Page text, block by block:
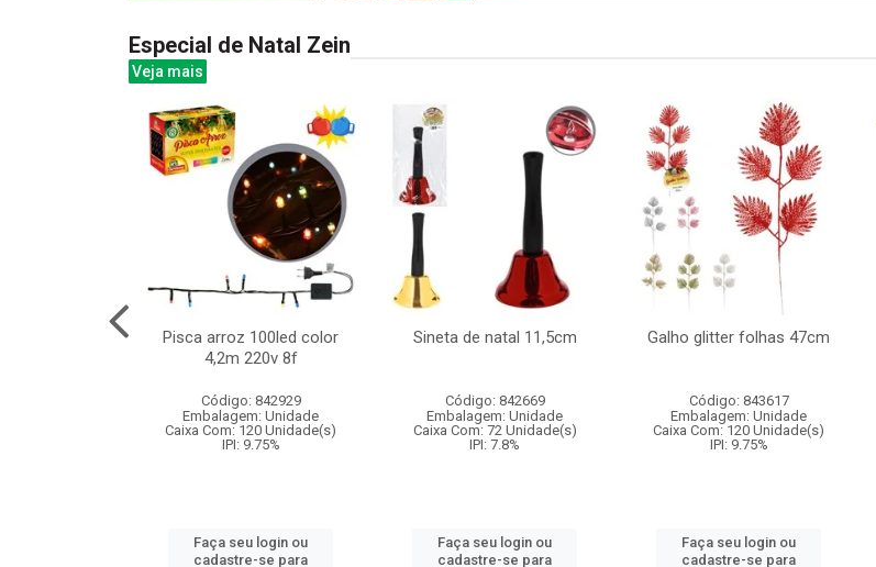
Especial de Natal Zein
Veja mais
Pisca arroz 100led color
4,2m 220v 8f
Código: 842929
Embalagem: Unidade
Caixa Com: 120 Unidade(s)
IPI: 9.75%
Faça seu login ou
cadastre-se para
Sineta de natal 11,5cm
Código: 842669
Embalagem: Unidade
Caixa Com: 72 Unidade(s)
IPI: 7.8%
Faça seu login ou
cadastre-se para
Galho glitter folhas 47cm
Código: 843617
Embalagem: Unidade
Caixa Com: 120 Unidade(s)
IPI: 9.75%
Faça seu login ou
cadastre-se para